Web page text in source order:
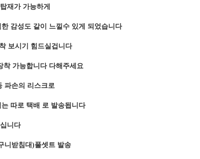
재가 가능하게
감성도 같이 느낄수 있게 되었습니다
보시기 힘드실겁니다
착 가능합니다 다해주세요
파손의 리스크로
따로 택배 로 발송됩니다
니다
니받침대)풀셋트 발송